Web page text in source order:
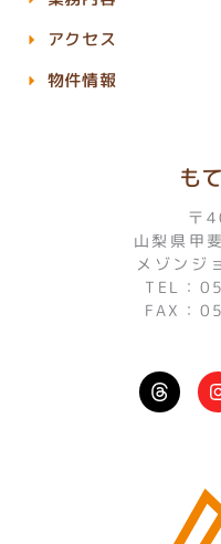
も
〒
山梨県甲
メゾンジ
TEL：
FAX：
r
アクセス
物件情報